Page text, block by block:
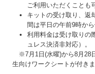
ご利用いただくことも
キットの受け取り、返
間は平日の午前9時か
利用料金は受け取りの
ュレス決済非対応）。
※7月1日(水曜)から8月28
生向けワークシートが付きま